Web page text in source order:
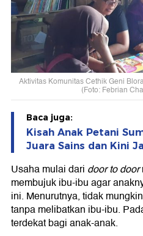
Aktivitas Komunitas Cethik Geni
(Foto: Febrian
Baca juga:
Kisah Anak Petani
Juara Sains dan Kini
Usaha mulai dari door to door
membujuk ibu-ibu agar
ini. Menurutnya, tidak
tanpa melibatkan ibu-ibu.
terdekat bagi anak-anak.